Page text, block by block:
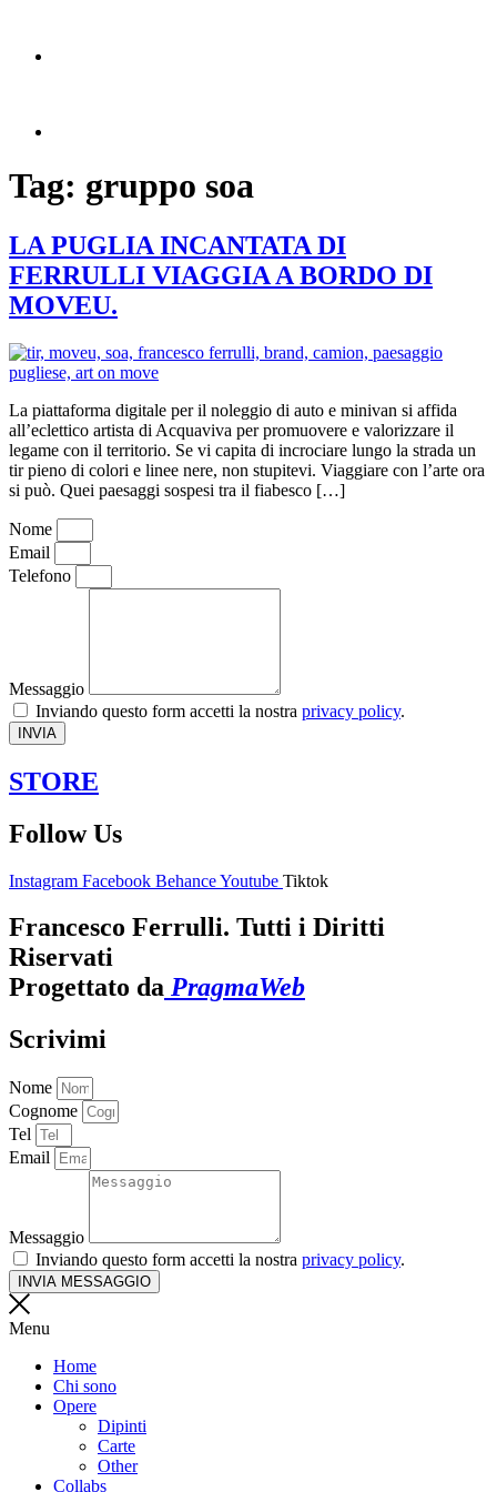
Tag: gruppo soa
LA PUGLIA INCANTATA DI
FERRULLI VIAGGIA A BORDO DI
MOVEU.
La piattaforma digitale per il noleggio di auto e minivan si affida
all’eclettico artista di Acquaviva per promuovere e valorizzare il
legame con il territorio. Se vi capita di incrociare lungo la strada un
tir pieno di colori e linee nere, non stupitevi. Viaggiare con l’arte ora
si può. Quei paesaggi sospesi tra il fiabesco […]
Nome
Email
Telefono
Messaggio
Inviando questo form accetti la nostra privacy policy.
INVIA
STORE
Follow Us
Instagram Facebook BehanceYoutube Tiktok
Francesco Ferrulli. Tutti i Diritti
Riservati
Progettato da PragmaWeb
Scrivimi
Nome
Cognome
Tel
Email
Messaggio
Inviando questo form accetti la nostra privacy policy.
INVIA MESSAGGIO
Menu
Home
Chi sono
Opere
Dipinti
Carte
Other
Collabs